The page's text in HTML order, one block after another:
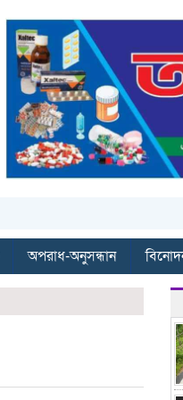
অপরাধ-অনুসন্ধান